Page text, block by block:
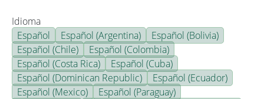
Idioma
Español
Español (Argentina)
Español (Bolivia)
Español (Chile)
Español (Colombia)
Español (Costa Rica)
Español (Cuba)
Español (Dominican Republic)
Español (Ecuador)
Español (Mexico)
Español (Paraguay)